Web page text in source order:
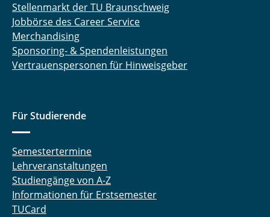
Stellenmarkt der TU Braunschweig
Jobbörse des Career Service
Merchandising
Sponsoring- & Spendenleistungen
Vertrauenspersonen für Hinweisgeber
Für Studierende
Semestertermine
Lehrveranstaltungen
Studiengänge von A-Z
Informationen für Erstsemester
TUCard